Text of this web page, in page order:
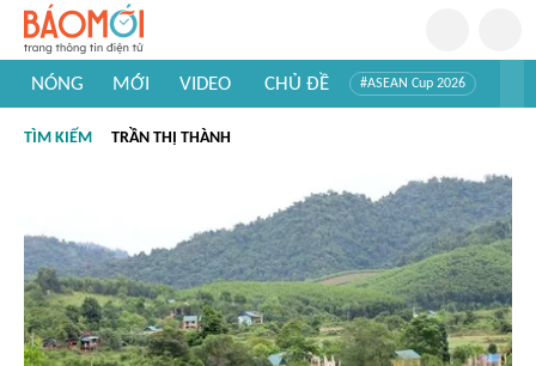
NÓNG MỚI VIDEO CHỦ ĐỀ #ASEAN Cup 2026
#Khám phá thế giới
TÌM KIẾM TRẦN THỊ THÀNH